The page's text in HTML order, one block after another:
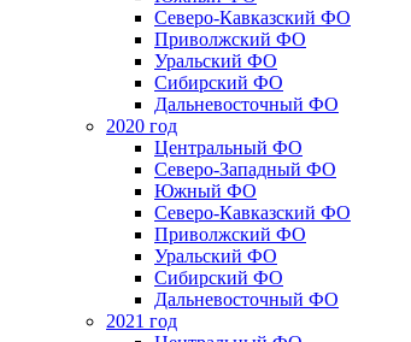
Северо-Кавказский ФО
Приволжский ФО
Уральский ФО
Сибирский ФО
Дальневосточный ФО
2020 год
Центральный ФО
Северо-Западный ФО
Южный ФО
Северо-Кавказский ФО
Приволжский ФО
Уральский ФО
Сибирский ФО
Дальневосточный ФО
2021 год